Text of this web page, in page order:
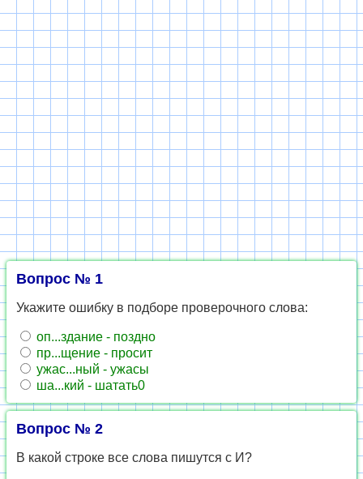
Вопрос № 1
Укажите ошибку в подборе проверочного слова:
оп...здание - поздно
пр...щение - просит
ужас...ный - ужасы
ша...кий - шатать0
Вопрос № 2
В какой строке все слова пишутся с И?